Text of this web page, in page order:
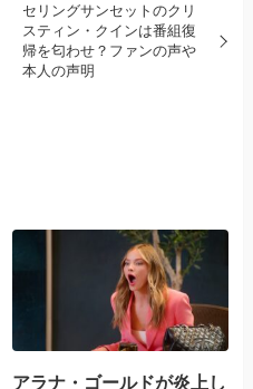
セリングサンセットのクリ
スティン・クインは番組復
帰を匂わせ？ファンの声や
本人の声明
アラナ・ゴールドが炎上し